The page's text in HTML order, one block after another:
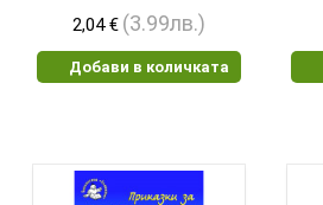
2,04 € (3.99лв.)
Добави в количката